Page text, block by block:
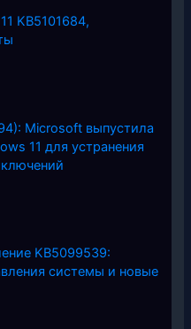
KB5101684,
Microsoft выпустила
11 для устранения
KB5099539:
системы и новые